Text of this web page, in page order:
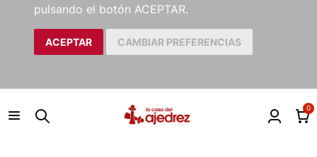
pulsando el botón ACEPTAR.
ACEPTAR CAMBIAR PREFERENCIAS
0